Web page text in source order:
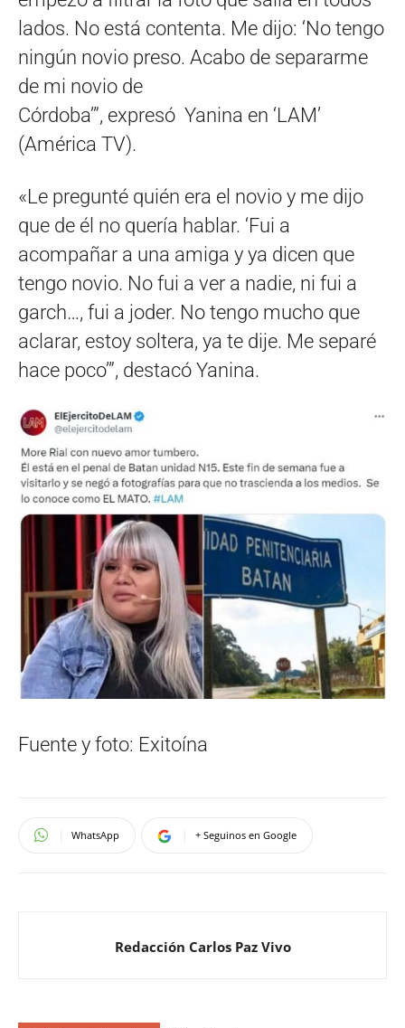
lados. No está contenta. Me dijo: ‘No tengo
ningún novio preso. Acabo de separarme
de mi novio de
Córdoba’”, expresó Yanina en ‘LAM’
(América TV).
«Le pregunté quién era el novio y me dijo
que de él no quería hablar. ‘Fui a
acompañar a una amiga y ya dicen que
tengo novio. No fui a ver a nadie, ni fui a
garch…, fui a joder. No tengo mucho que
aclarar, estoy soltera, ya te dije. Me separé
hace poco’”, destacó Yanina.
Fuente y foto: Exitoína
WhatsApp + Seguinos en Google
Redacción Carlos Paz Vivo